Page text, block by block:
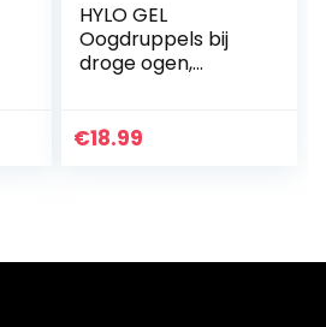
HYLO GEL
Oogdruppels bij
droge ogen,
€18.99